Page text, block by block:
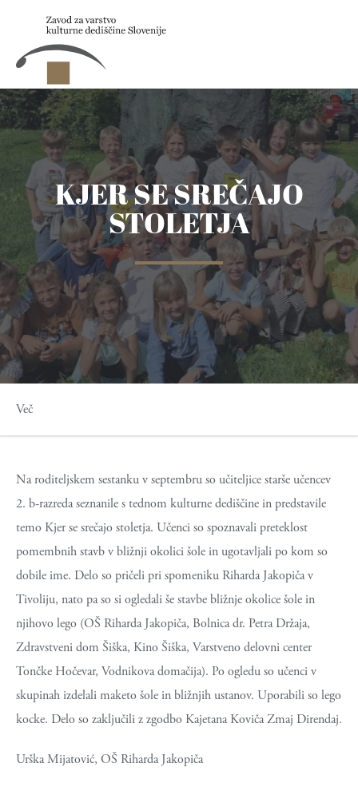
Skip to main content
KJER SE SREČAJO
STOLETJA
Več
Na roditeljskem sestanku v septembru so učiteljice starše učencev
2. b-razreda seznanile s tednom kulturne dediščine in predstavile
temo Kjer se srečajo stoletja. Učenci so spoznavali preteklost
pomembnih stavb v bližnji okolici šole in ugotavljali po kom so
dobile ime. Delo so pričeli pri spomeniku Riharda Jakopiča v
Tivoliju, nato pa so si ogledali še stavbe bližnje okolice šole in
njihovo lego (OŠ Riharda Jakopiča, Bolnica dr. Petra Držaja,
Zdravstveni dom Šiška, Kino Šiška, Varstveno delovni center
Tončke Hočevar, Vodnikova domačija). Po ogledu so učenci v
skupinah izdelali maketo šole in bližnjih ustanov. Uporabili so lego
kocke. Delo so zaključili z zgodbo Kajetana Koviča Zmaj Direndaj.
Urška Mijatović, OŠ Riharda Jakopiča